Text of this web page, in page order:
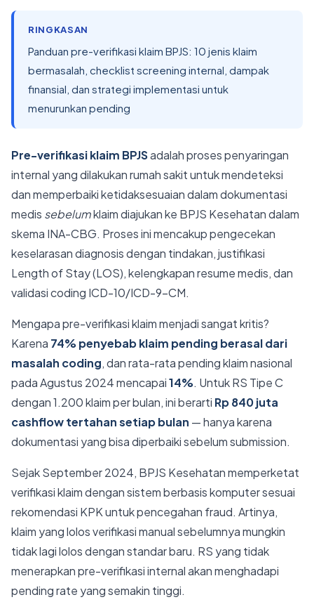
RINGKASAN
Panduan pre-verifikasi klaim BPJS: 10 jenis klaim
bermasalah, checklist screening internal, dampak
finansial, dan strategi implementasi untuk
menurunkan pending
Pre-verifikasi klaim BPJSadalah proses penyaringan
internal yang dilakukan rumah sakit untuk mendeteksi
dan memperbaiki ketidaksesuaian dalam dokumentasi
medis sebelumklaim diajukan ke BPJS Kesehatan dalam
skema INA-CBG. Proses ini mencakup pengecekan
keselarasan diagnosis dengan tindakan, justifikasi
Length of Stay (LOS), kelengkapan resume medis, dan
validasi coding ICD-10/ICD-9-CM.
Mengapa pre-verifikasi klaim menjadi sangat kritis?
Karena 74% penyebab klaim pending berasal dari
masalah coding, dan rata-rata pending klaim nasional
pada Agustus 2024 mencapai14%. Untuk RS Tipe C
dengan 1.200 klaim per bulan, ini berarti Rp 840 juta
cashflow tertahan setiap bulan — hanya karena
dokumentasi yang bisa diperbaiki sebelum submission.
Sejak September 2024, BPJS Kesehatan memperketat
verifikasi klaim dengan sistem berbasis komputer sesuai
rekomendasi KPK untuk pencegahan fraud. Artinya,
klaim yang lolos verifikasi manual sebelumnya mungkin
tidak lagi lolos dengan standar baru. RS yang tidak
menerapkan pre-verifikasi internal akan menghadapi
pending rate yang semakin tinggi.